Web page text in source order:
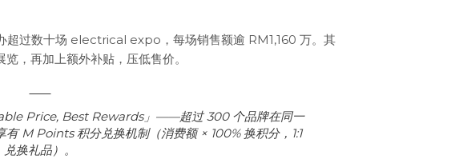
过数十场 electrical expo，每场销售额逾 RM1,160 万。其
，再加上额外补贴，压低售价。
Price, Best Rewards」——超过 300 个品牌在同一
M Points 积分兑换机制（消费额 × 100% 换积分，1:1
兑换礼品）。